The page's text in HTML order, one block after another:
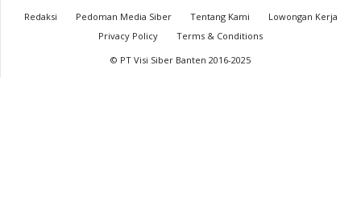
Redaksi Pedoman Media Siber Tentang Kami
Lowongan Kerja
Privacy Policy
Terms & Conditions
© PT Visi Siber Banten 2016-2025